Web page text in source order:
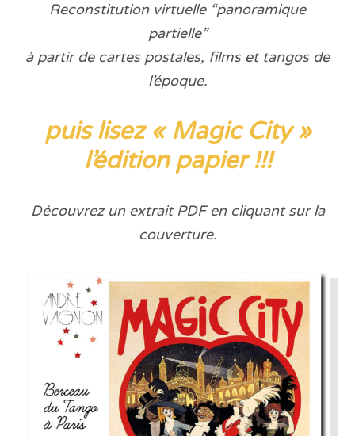
Reconstitution virtuelle “panoramique
partielle”
à partir de cartes postales, films et tangos de
l’époque.
puis lisez « Magic City »
l’édition papier !!!
Découvrez un extrait PDF en cliquant sur la
couverture.